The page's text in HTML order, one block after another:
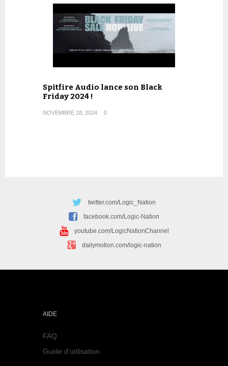
Spitfire Audio lance son Black
Friday 2024 !
NOVEMBRE 18, 2024 0
twitter.com/Logic_Nation
facebook.com/Logic-Nation
youtube.com/LogicNationChannel
dailymotion.com/logic-nation
AIDE
FAQ
Guide d'utilisation